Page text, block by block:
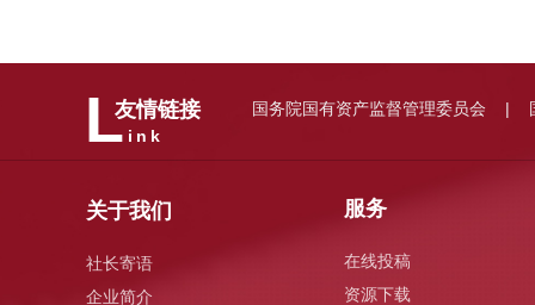
关于我们
社长寄语
企业简介
服务
在线投稿
资源下载
国务院国有资产监督管理委员会 |
Link
友情链接